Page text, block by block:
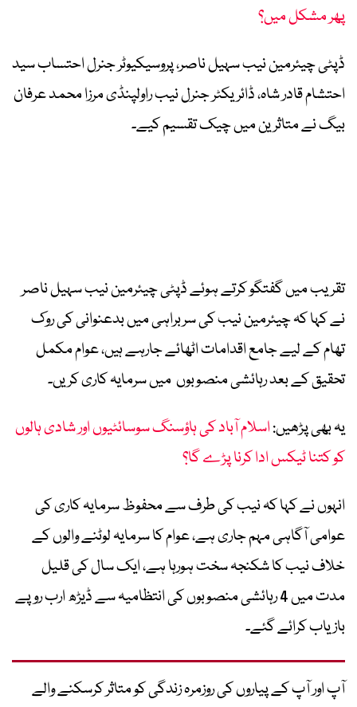
پھر مشکل میں؟
ڈپٹی چیئرمین نیب سہیل ناصر، پروسیکیوٹر جنرل احتساب سید
احتشام قادر شاہ، ڈائریکٹر جنرل نیب راولپنڈی مرزا محمد عرفان
بیگ نے متاثرین میں چیک تقسیم کیے۔
تقریب میں گفتگو کرتے ہوئے ڈپٹی چیئرمین نیب سہیل ناصر
نے کہا کہ چیئرمین نیب کی سربراہی میں بدعنوانی کی روک
تھام کے لیے جامع اقدامات اٹھائے جارہے ہیں، عوام مکمل
تحقیق کے بعد رہائشی منصوبوں میں سرمایہ کاری کریں۔
یہ بھی پڑھیں:اسلام آباد کی ہاؤسنگ سوسائٹیوں اور شادی ہالوں
کو کتنا ٹیکس ادا کرنا پڑے گا؟
انہوں نے کہا کہ نیب کی طرف سے محفوظ سرمایہ کاری کی
عوامی آگاہی مہم جاری ہے، عوام کا سرمایہ لوٹنے والوں کے
خلاف نیب کا شکنجہ سخت ہورہا ہے، ایک سال کی قلیل
مدت میں 4 رہائشی منصوبوں کی انتظامیہ سے ڈیڑھ ارب روپے
بازیاب کرائے گئے۔
آپ اور آپ کے پیاروں کی روزمرہ زندگی کو متاثر کرسکنے والے